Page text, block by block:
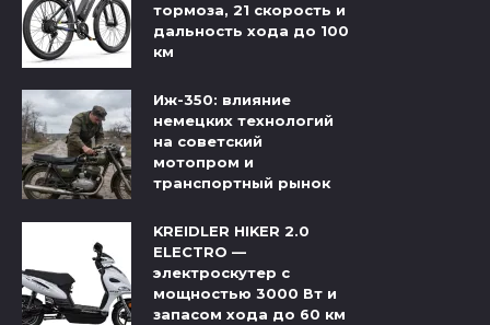
тормоза, 21 скорость и
дальность хода до 100
км
Иж-350: влияние
немецких технологий
на советский
мотопром и
транспортный рынок
KREIDLER HIKER 2.0
ELECTRO —
электроскутер с
мощностью 3000 Вт и
запасом хода до 60 км